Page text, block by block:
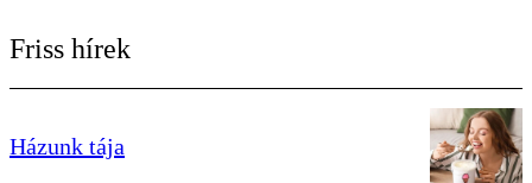
Friss hírek
Házunk tája